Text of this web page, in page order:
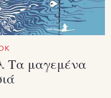
Τα μαγεμένα